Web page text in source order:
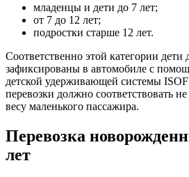
младенцы и дети до 7 лет;
от 7 до 12 лет;
подростки старше 12 лет.
Соответственно этой категории
зафиксированы в автомобиле с
детской удерживающей системы
перевозки должно соответствовать
весу маленького пассажира.
Перевозка
лет